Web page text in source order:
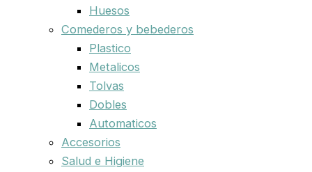
Huesos
Comederos y bebederos
Plastico
Metalicos
Tolvas
Dobles
Automaticos
Accesorios
Salud e Higiene